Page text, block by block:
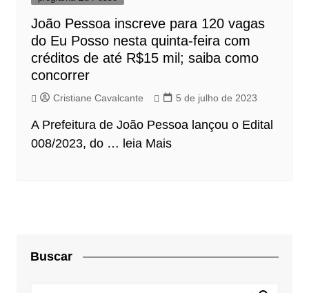
João Pessoa inscreve para 120 vagas
do Eu Posso nesta quinta-feira com
créditos de até R$15 mil; saiba como
concorrer
Cristiane Cavalcante 5 de julho de 2023
A Prefeitura de João Pessoa lançou o Edital
008/2023, do … leia Mais
Buscar